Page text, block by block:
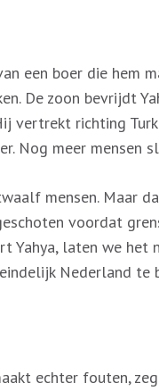
een boer die hem
De zoon bevrijdt
vertrekt richting
Nog meer mensen
mensen. Maar
voordat
Yahya, laten we het
Nederland te
echter fouten,